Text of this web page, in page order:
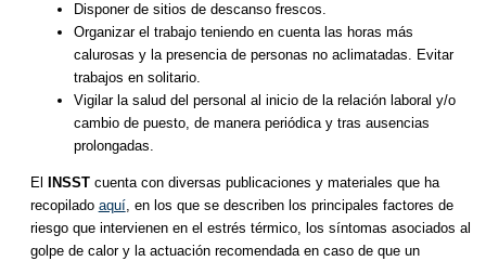
Disponer de sitios de descanso frescos.
Organizar el trabajo teniendo en cuenta las horas más
calurosas y la presencia de personas no aclimatadas. Evitar
trabajos en solitario.
Vigilar la salud del personal al inicio de la relación laboral y/o
cambio de puesto, de manera periódica y tras ausencias
prolongadas.
El INSSTcuenta con diversas publicaciones y materiales que ha
recopilado aquí, en los que se describen los principales factores de
riesgo que intervienen en el estrés térmico, los síntomas asociados al
golpe de calor y la actuación recomendada en caso de que un